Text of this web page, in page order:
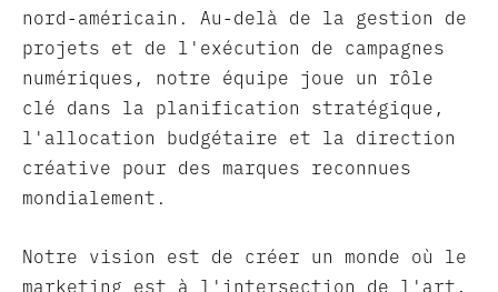
nord-américain. Au-delà de la gestion de
projets et de l'exécution de campagnes
numériques, notre équipe joue un rôle
clé dans la planification stratégique,
l'allocation budgétaire et la direction
créative pour des marques reconnues
mondialement.
Notre vision est de créer un monde où le
marketing est à l'intersection de l'art,